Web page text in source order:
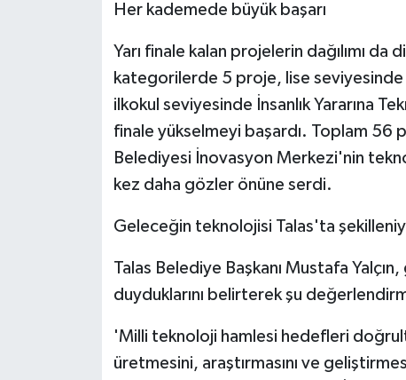
Her kademede büyük başarı
Yarı finale kalan projelerin dağılımı
kategorilerde 5 proje, lise
ilkokul seviyesinde İnsanlık Yararına
finale yükselmeyi başardı. Toplam 56
Belediyesi İnovasyon Merkezi'nin
kez daha gözler önüne serdi.
Geleceğin teknolojisi Talas'ta
Talas Belediye Başkanı Mustafa
duyduklarını belirterek şu
'Milli teknoloji hamlesi hedefleri
üretmesini, araştırmasını ve
MAGAZİN
Otomobil
SPOR HABERLERİ